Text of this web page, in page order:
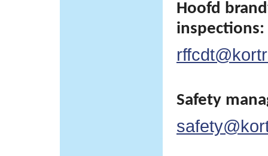
Hoofd
inspections:
Safety